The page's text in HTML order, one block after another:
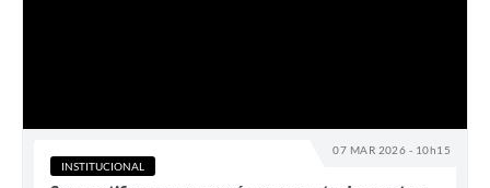
07 MAR 2026 - 10h15
INSTITUCIONAL